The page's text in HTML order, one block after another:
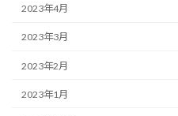
2023年4月
2023年3月
2023年2月
2023年1月